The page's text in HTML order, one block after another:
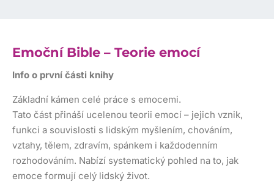
Emoční Bible – Teorie emocí
Info o první části knihy
Základní kámen celé práce s emocemi.
Tato část přináší ucelenou teorii emocí – jejich vznik,
funkci a souvislosti s lidským myšlením, chováním,
vztahy, tělem, zdravím, spánkem i každodenním
rozhodováním. Nabízí systematický pohled na to, jak
emoce formují celý lidský život.